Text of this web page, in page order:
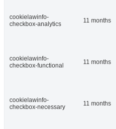
cookielawinfo-
checkbox-analytics
11 months
cookielawinfo-
checkbox-functional
11 months
cookielawinfo-
checkbox-necessary
11 months